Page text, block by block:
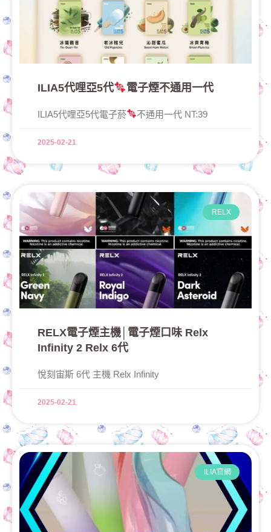
ILIA5代哩亞5代 電子煙不通用一代
ILIA5代哩亞5代電子菸 不通用一代 NT:39
2025-02-21
RELX
RELX電子煙主機│電子煙口味 Relx
Infinity 2 Relx 6代
悅刻宙斯 6代 主機 Relx Infinity
2025-02-21
ILIA官網